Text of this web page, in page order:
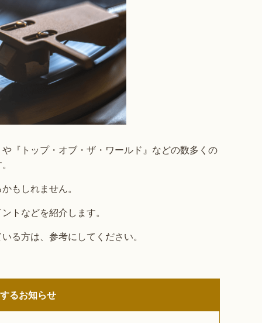
『トップ・オブ・ザ・ワールド』などの数多くの
もしれません。
トなどを紹介します。
る方は、参考にしてください。
るお知らせ